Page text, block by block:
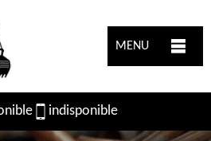
MENU
indisponible